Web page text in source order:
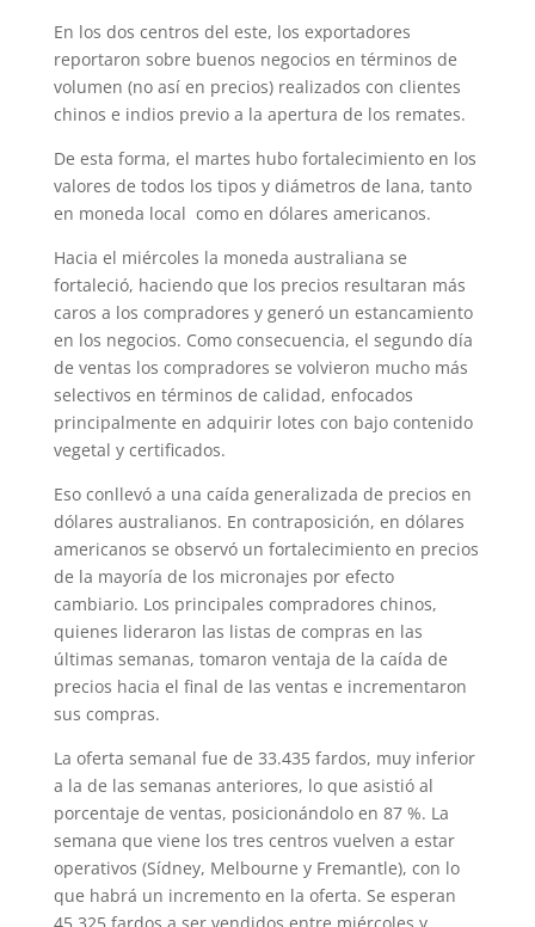
En los dos centros del este, los exportadores
reportaron sobre buenos negocios en términos de
volumen (no así en precios) realizados con clientes
chinos e indios previo a la apertura de los remates.
De esta forma, el martes hubo fortalecimiento en los
valores de todos los tipos y diámetros de lana, tanto
en moneda local como en dólares americanos.
Hacia el miércoles la moneda australiana se
fortaleció, haciendo que los precios resultaran más
caros a los compradores y generó un estancamiento
en los negocios. Como consecuencia, el segundo día
de ventas los compradores se volvieron mucho más
selectivos en términos de calidad, enfocados
principalmente en adquirir lotes con bajo contenido
vegetal y certificados.
Eso conllevó a una caída generalizada de precios en
dólares australianos. En contraposición, en dólares
americanos se observó un fortalecimiento en precios
de la mayoría de los micronajes por efecto
cambiario. Los principales compradores chinos,
quienes lideraron las listas de compras en las
últimas semanas, tomaron ventaja de la caída de
precios hacia el final de las ventas e incrementaron
sus compras.
La oferta semanal fue de 33.435 fardos, muy inferior
a la de las semanas anteriores, lo que asistió al
porcentaje de ventas, posicionándolo en 87 %. La
semana que viene los tres centros vuelven a estar
operativos (Sídney, Melbourne y Fremantle), con lo
que habrá un incremento en la oferta. Se esperan